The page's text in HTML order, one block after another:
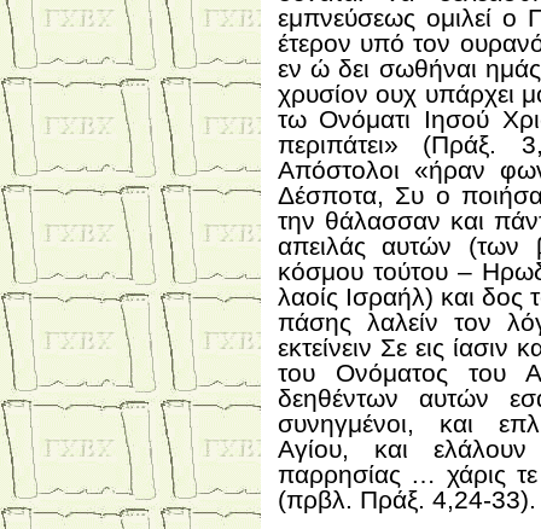
εμπνεύσεως ομιλεί ο
έτερον υπό τον
εν ώ δει σωθήναι
χρυσίον ουχ υπάρχει
τω Ονόματι Ιησού
περιπάτει» (Πράξ.
Απόστολοι «ήραν
Δέσποτα, Συ ο
την θάλασσαν και
απειλάς αυτών (των
κόσμου τούτου –
λαοίς Ισραήλ) και δος
πάσης λαλείν τον
εκτείνειν Σε εις ίασιν
του Ονόματος του
δεηθέντων αυτών
συνηγμένοι, και
Αγίου, και
παρρησίας … χάρις
(πρβλ. Πράξ. 4,24-33).